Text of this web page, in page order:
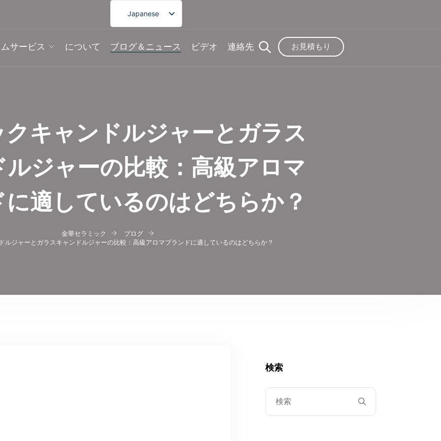
Japanese
English
French
Korean
サービス について ブログ＆ニュース ビデオ 連絡先 お見積もり
キャンドルジャーとガラス
ルジャーの比較：高級アロマ
に適しているのはどちらか？
金華セラミック
ブログ
ルジャーとガラスキャンドルジャーの比較：高級アロマブランドに適しているのはどちらか？
検索